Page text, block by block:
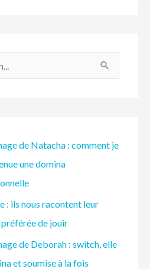
de Natacha : comment je
une domina
: ils nous racontent leur
de jouir
de Deborah : switch, elle
et soumise à la fois